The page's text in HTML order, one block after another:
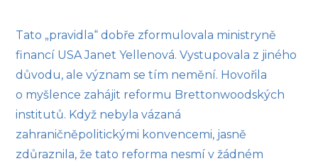
Tato „pravidla“ dobře zformulovala ministryně
financí USA Janet Yellenová. Vystupovala z jiného
důvodu, ale význam se tím nemění. Hovořila
o myšlence zahájit reformu Brettonwoodských
institutů. Když nebyla vázaná
zahraničněpolitickými konvencemi, jasně
zdůraznila, že tato reforma nesmí v žádném